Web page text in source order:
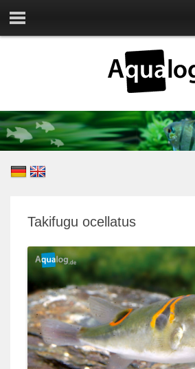
Takifugu ocellatus